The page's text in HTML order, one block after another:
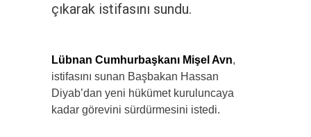
çıkarak istifasını sundu.
Lübnan Cumhurbaşkanı Mişel Avn,
istifasını sunan Başbakan Hassan
Diyab’dan yeni hükümet kuruluncaya
kadar görevini sürdürmesini istedi.